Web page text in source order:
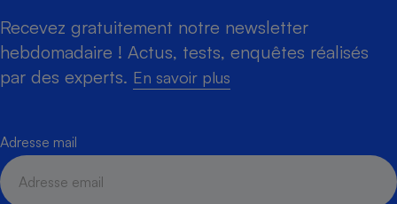
Recevez gratuitement notre newsletter
hebdomadaire ! Actus, tests, enquêtes réalisés
par des experts. En savoir plus
Adresse mail